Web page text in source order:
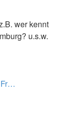
wer kennt
u.s.w.
Fr…